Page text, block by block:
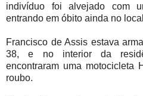
indivíduo foi alvejado com
entrando em óbito ainda no
Francisco de Assis estava
38, e no interior da
encontraram uma motocicleta
roubo.